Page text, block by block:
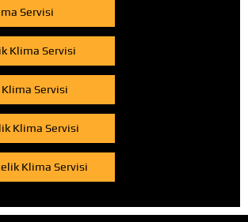
Servisi
Klima Servisi
Servisi
Klima Servisi
Klima Servisi